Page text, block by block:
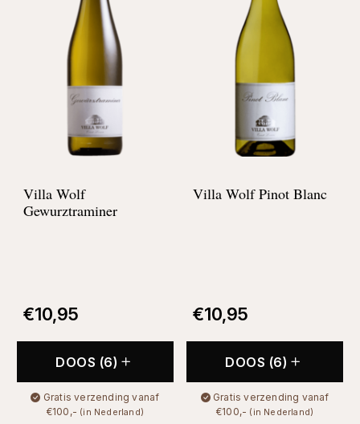
Villa Wolf
Gewurztraminer
€10,95
DOOS (6)
Gratis verzending vanaf
€100,- (in Nederland)
Villa Wolf Pinot Blanc
€10,95
DOOS (6)
Gratis verzending vanaf
€100,- (in Nederland)